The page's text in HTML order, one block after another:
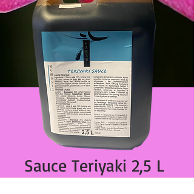
Sauce Teriyaki 2,5 L